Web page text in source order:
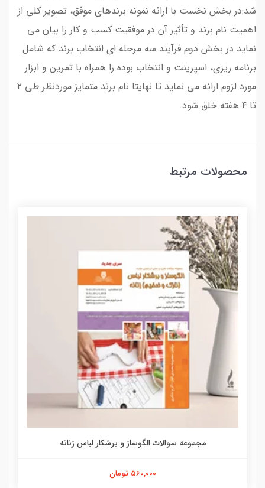
شد:در بخش نخست با ارائه نمونه برندهای موفق، تصویر کلی از
اهمیت نام برند و تأثیر آن در موفقیت کسب و کار را بیان می
نماید.در بخش دوم فرآیند سه مرحله ای انتخاب برند که شامل
برنامه ریزی، اسپرینت و انتخاب بوده را همراه با تمرین و ابزار
مورد لزوم ارائه می نماید تا نهایتا نام برند متمایز موردنظر طی ۲
تا ۴ هفته خلق شود.
محصولات مرتبط
مجموعه سوالات الگوساز و برشکار لباس زنانه
560,000 تومان